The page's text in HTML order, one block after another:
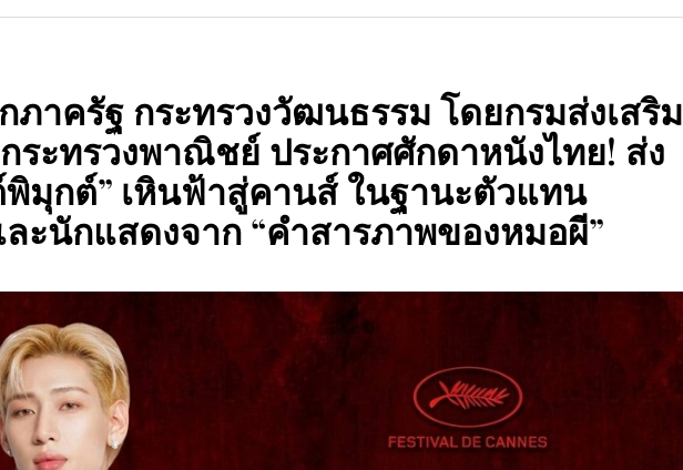
ภาครัฐ กระทรวงวัฒนธรรม โดยกรมส่งเสริม
ะทรวงพาณิชย์ ประกาศศักดาหนังไทย! ส่ง
มุกต์” เหินฟ้าสู่คานส์ ในฐานะตัวแทน
ะนักแสดงจาก “คำสารภาพของหมอผี”